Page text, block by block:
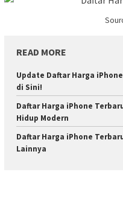
READ MORE
Update Daftar Harga
di Sini!
Daftar Harga iPhone
Hidup Modern
Daftar Harga iPhone
Lainnya